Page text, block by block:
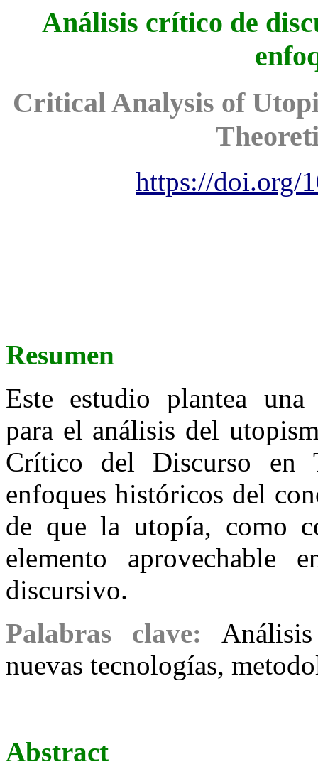
Análisis crítico de
Critical Analysis of
https://doi.org/
Resumen
Este estudio plantea una
para el análisis del
Crítico del Discurso
enfoques históricos del
de que la utopía, como
elemento aprovechable
discursivo.
Palabras clave:
nuevas tecnologías,
Abstract